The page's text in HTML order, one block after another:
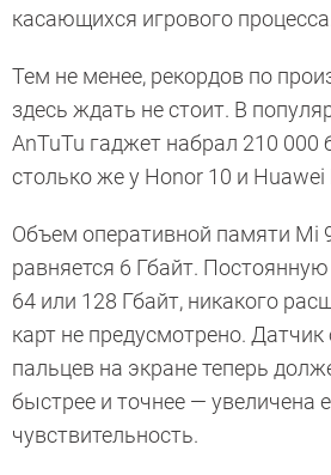
касающихся игрового
Тем не менее, рекордов по
здесь ждать не стоит. В
AnTuTu гаджет набрал 210
столько же у Honor 10 и Huawei
Объем оперативной памяти Mi
равняется 6 Гбайт.
64 или 128 Гбайт, никакого
карт не предусмотрено. Датчик
пальцев на экране теперь
быстрее и точнее — увеличена
чувствительность.